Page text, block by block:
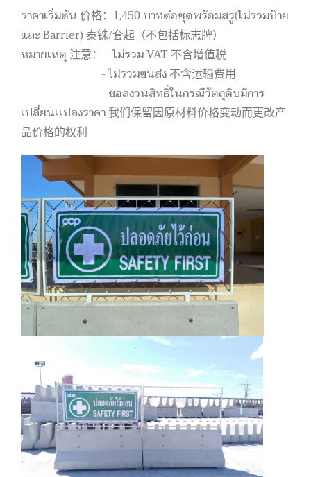
ราคาเริ่มต้น 价格：1,450 บาทต่อชุดพร้อมสรู(ไม่รวมป้าย
และ Barrier) 泰铢/套起（不包括标志牌）
หมายเหตุ 注意： - ไม่รวม VAT 不含增值税
- ไม่รวมขนส่ง 不含运输费用
- ขอสงวนสิทธิ์ในกรณีวัตถุดิบมีการ
เปลี่ยนเเปลงราคา 我们保留因原材料价格变动而更改产
品价格的权利